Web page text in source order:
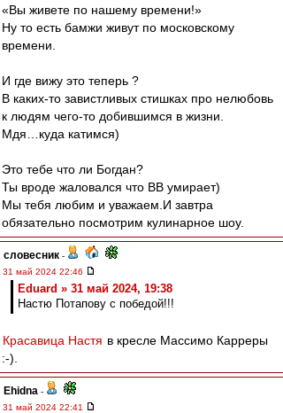
«Вы живете по нашему времени!»
Ну то есть бамжи живут по московскому
времени.
И где вижу это теперь ?
В каких-то завистливых стишках про нелюбовь
к людям чего-то добившимся в жизни.
Мдя…куда катимся)
Это тебе что ли Богдан?
Ты вроде жаловался что ВВ умирает)
Мы тебя любим и уважаем.И завтра
обязательно посмотрим кулинарное шоу.
словесник -
31 май 2024 22:46
Eduard » 31 май 2024, 19:38
Настю Потапову с победой!!!
Красавица Настя в кресле Массимо Карреры
:-).
Ehidna -
31 май 2024 22:41